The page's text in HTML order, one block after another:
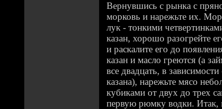
Вернувшись с рынка с
морковь и нарежьте их.
лук - тонкими
казан, хорошо разогрейте
и раскалите его до
казан и масло греются (а
все двадцать, в
казана), нарежьте мясо
кубиками от двух до трех
первую рюмку водки. Итак,